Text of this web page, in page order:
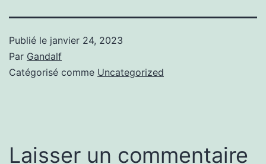
Publié le janvier 24, 2023
Par Gandalf
Catégorisé comme Uncategorized
Laisser un commentaire